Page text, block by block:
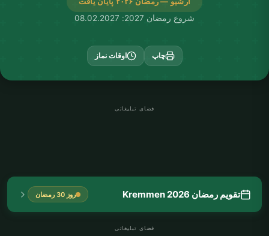
شروع رمضان 2027: 08.02.2027
چاپ اوقات نماز
فضای تبلیغاتی
تقویم رمضان Kremmen 2026 روز 30 رمضان
فضای تبلیغاتی